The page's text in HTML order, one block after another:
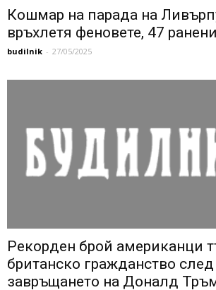
Кошмар на парада на
връхлетя феновете, 47
budilnik - 27/05/2025
Рекорден брой американци
британско гражданство след
завръщането на Доналд